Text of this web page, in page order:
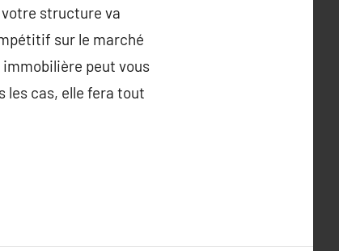
votre structure va
sur le marché
immobilière peut vous
les cas, elle fera tout